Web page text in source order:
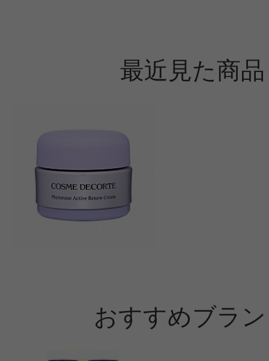
最近見た商品
おすすめブラ